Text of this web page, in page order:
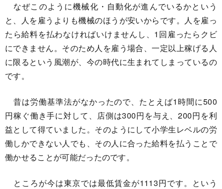
なぜこのように機械化・自動化が進んでいるかという
と、人を雇うよりも機械のほうが安いからです。人を雇っ
たら給料を払わなければいけませんし、1回雇ったらクビ
にできません。そのため人を雇う場合、一定以上稼げる人
に限るという風潮が、今の時代に生まれてしまっているの
です。
昔は労働基準法がなかったので、たとえば1時間に500
円稼ぐ働き手に対して、店側は300円を与え、200円を利
益として得ていました。そのようにして小学生レベルの労
働しかできない人でも、その人に合った給料を払うことで
働かせることが可能だったのです。
ところが今は東京では最低賃金が1113円です。という